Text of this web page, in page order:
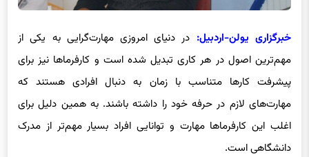
خبرگزاری یولن-اردبیل: در دنیای امروزی مهارت‌گرایی به یکی از
مهم‌ترین اصول در هر کاری تبدیل شده است و کارفرماها نیز برای
پیشرفت‌ کارها متناسب با زمان به دنبال افرادی هستند که
مهارت‌های لازم در حرفه خود را داشته باشند. به همین دلیل برای
اغلب این کارفرماها مهارت و توانایی افراد بسیار مهم‌تر از مدرک
دانشگاهی است.